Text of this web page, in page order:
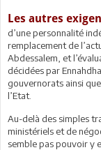
Les autres
d’une personnalité
remplacement de
Abdessalem, et
décidées par
gouvernorats ainsi
l’Etat.
Au-delà des simples
ministériels et de
semble pas pouvoir y